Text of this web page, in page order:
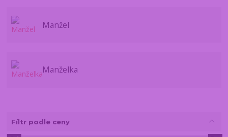
Manžel
Manželka
Fíltr podle ceny